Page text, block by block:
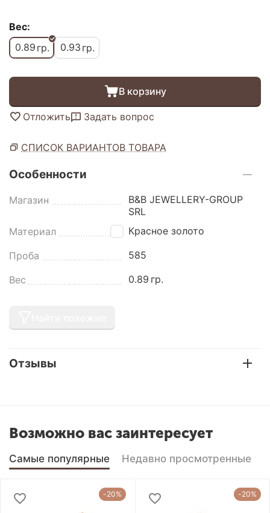
Вес:
0.89 гр. 0.93 гр.
В корзину
Отложить Задать вопрос
СПИСОК ВАРИАНТОВ ТОВАРА
Особенности
Магазин
B&B JEWELLERY-GROUP
SRL
Материал
Красное золото
Проба 585
Вес 0.89 гр.
Отзывы
Возможно вас заинтересует
Самые популярные Недавно просмотренные
-20% -20%